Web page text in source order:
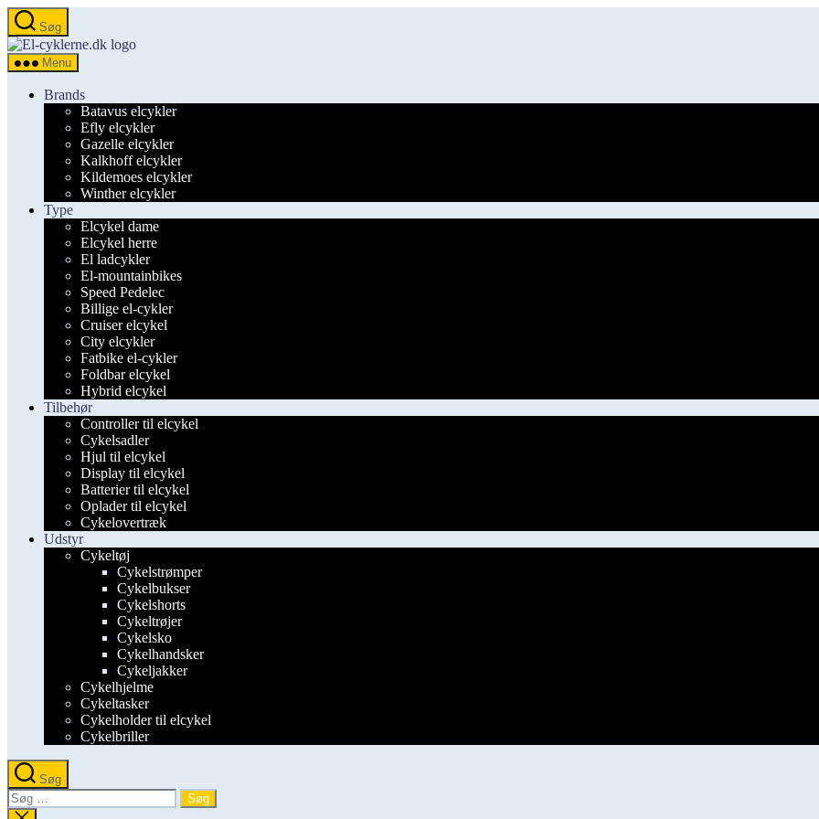
Spring
til
indholdet
Søg
el-
Menu
Brands
Batavus elcykler
Efly elcykler
Gazelle elcykler
Kalkhoff elcykler
Kildemoes elcykler
Winther elcykler
Type
Elcykel dame
Elcykel herre
El ladcykler
El-mountainbikes
Speed Pedelec
Billige el-cykler
Cruiser elcykel
City elcykler
Fatbike el-cykler
Foldbar elcykel
Hybrid elcykel
Tilbehør
Controller til elcykel
Cykelsadler
Hjul til elcykel
Display til elcykel
Batterier til elcykel
Oplader til elcykel
Cykelovertræk
Udstyr
Cykeltøj
Cykelstrømper
Cykelbukser
Cykelshorts
Cykeltrøjer
Cykelsko
Cykelhandsker
Cykeljakker
Cykelhjelme
Cykeltasker
Cykelholder til elcykel
Cykelbriller
Søg
Søg
efter: